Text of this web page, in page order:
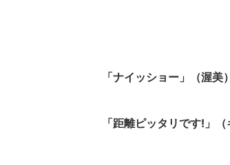
「ナイッショー」（渥美）
「距離ピッタリです!」（